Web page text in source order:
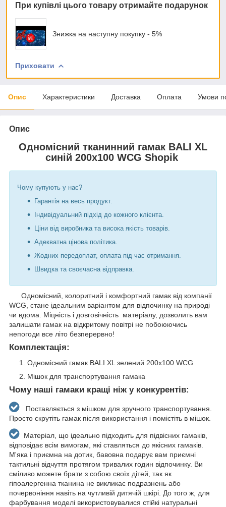
При купівлі цього товару отримайте подарунок
Знижка на наступну покупку - 5%
Приховати
Опис Характеристики Доставка Оплата Умови
Опис
Одномісний тканинний гамак BALI XL
синій 200х100 WCG Shopik
Чому купують у нас?
Гарантія на весь продукт.
Індивідуальний підхід до кожного клієнта.
Ціни від виробника та висока якість товарів.
Адекватна цінова політика.
Жодних передоплат, оплата під час отримання.
Швидка та своєчасна відправка.
Одномісний, колоритний і комфортний гамак від компанії
WCG, стане ідеальним варіантом для відпочинку на природі
чи вдома. Міцність і довговічність матеріалу, дозволить вам
залишати гамак на відкритому повітрі не побоюючись
непогоди все літо безперервно!
Комплектація:
Одномісний гамак BALI XL зелений 200х100 WCG
Мішок для транспортування гамака
Чому наші гамаки кращі ніж у конкурентів:
Поставляється з мішком для зручного транспортування.
Просто скрутіть гамак після використання і помістіть в мішок.
Матеріал, що ідеально підходить для підвісних гамаків,
відповідає всім вимогам, які ставляться до якісних гамаків.
М'яка і приємна на дотик, бавовна подарує вам приємні
тактильні відчуття протягом тривалих годин відпочинку. Ви
сміливо можете брати з собою своїх дітей, так як
гіпоалергенна тканина не викликає подразнень або
почервоніння навіть на чутливій дитячій шкірі. До того ж, для
фарбування моделі використовувалися стійкі натуральні